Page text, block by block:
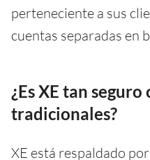
perteneciente a sus
cuentas separadas en
¿Es XE tan
tradicionales?
XE está respaldado